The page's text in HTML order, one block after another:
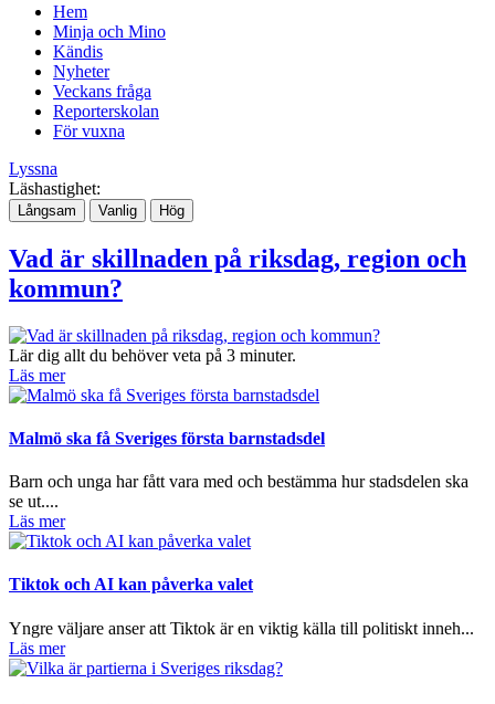
Hem
Minja och Mino
Kändis
Nyheter
Veckans fråga
Reporterskolan
För vuxna
Lyssna
Läshastighet:
Långsam Vanlig Hög
Vad är skillnaden på riksdag, region och
kommun?
Lär dig allt du behöver veta på 3 minuter.
Läs mer
Malmö ska få Sveriges första barnstadsdel
Barn och unga har fått vara med och bestämma hur stadsdelen ska
se ut....
Läs mer
Tiktok och AI kan påverka valet
Yngre väljare anser att Tiktok är en viktig källa till politiskt inneh...
Läs mer